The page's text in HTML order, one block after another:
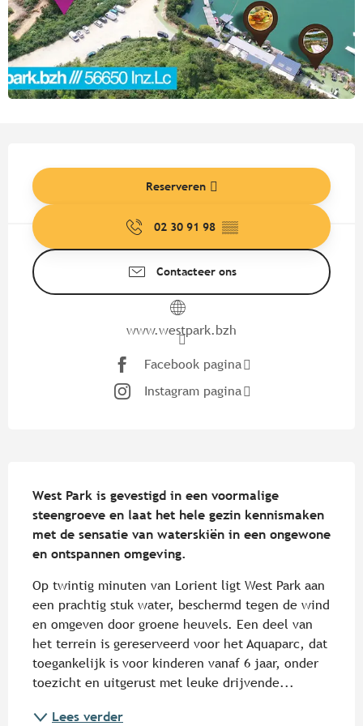
Reserveren
02 30 91 98 ▒▒
Contacteer ons
www.westpark.bzh
Facebook pagina
Instagram pagina
West Park is gevestigd in een voormalige
steengroeve en laat het hele gezin kennismaken
met de sensatie van waterskiën in een ongewone
en ontspannen omgeving.
Op twintig minuten van Lorient ligt West Park aan
een prachtig stuk water, beschermd tegen de wind
en omgeven door groene heuvels. Een deel van
het terrein is gereserveerd voor het Aquaparc, dat
toegankelijk is voor kinderen vanaf 6 jaar, onder
toezicht en uitgerust met leuke drijvende...
Lees verder